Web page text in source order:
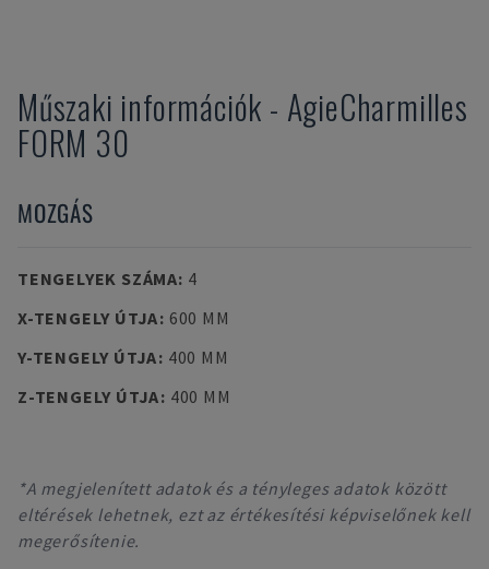
Műszaki információk - AgieCharmilles
FORM 30
MOZGÁS
TENGELYEK SZÁMA: 4
X-TENGELY ÚTJA: 600 MM
Y-TENGELY ÚTJA: 400 MM
Z-TENGELY ÚTJA: 400 MM
*A megjelenített adatok és a tényleges adatok között
eltérések lehetnek, ezt az értékesítési képviselőnek kell
megerősítenie.